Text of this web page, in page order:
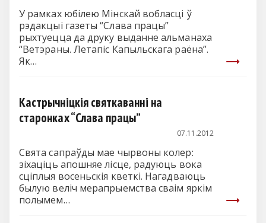
У рамках юбілею Мінскай вобласці ў
рэдакцыі газеты “Слава працы”
рыхтуецца да друку выданне альманаха
“Ветэраны. Летапіс Капыльскага раёна”.
Як…
Кастрычніцкія святкаванні на
старонках “Слава працы”
07.11.2012
Свята сапраўды мае чырвоны колер:
зіхаціць апошняе лісце, радуюць вока
сціплыя восеньскія кветкі. Нагадваюць
былую веліч мерапрыемства сваім яркім
полымем…